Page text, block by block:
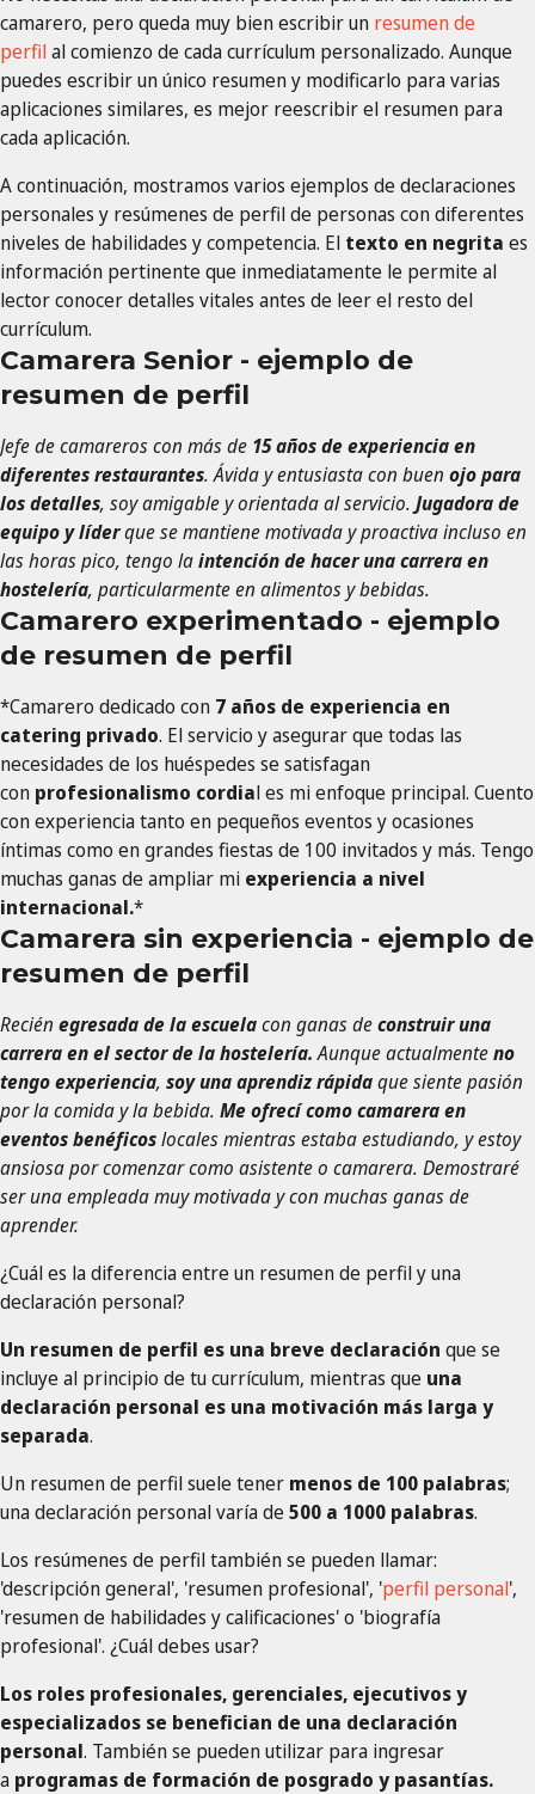
camarero, pero queda muy bien escribir un resumen de
perfilal comienzo de cada currículum personalizado. Aunque
puedes escribir un único resumen y modificarlo para varias
aplicaciones similares, es mejor reescribir el resumen para
cada aplicación.
A continuación, mostramos varios ejemplos de declaraciones
personales y resúmenes de perfil de personas con diferentes
niveles de habilidades y competencia. El texto en negrita es
información pertinente que inmediatamente le permite al
lector conocer detalles vitales antes de leer el resto del
currículum.
Camarera Senior - ejemplo de
resumen de perfil
Jefe de camareros con más de 15 años de experiencia en
diferentes restaurantes. Ávida y entusiasta con buen ojo para
los detalles, soy amigable y orientada al servicio. Jugadora de
equipo y líderque se mantiene motivada y proactiva incluso en
las horas pico, tengo laintención de hacer una carrera en
hostelería, particularmente en alimentos y bebidas.
Camarero experimentado - ejemplo
de resumen de perfil
*Camarero dedicado con 7 años de experiencia en
catering privado. El servicio y asegurar que todas las
necesidades de los huéspedes se satisfagan
con profesionalismo cordial es mi enfoque principal. Cuento
con experiencia tanto en pequeños eventos y ocasiones
íntimas como en grandes fiestas de 100 invitados y más. Tengo
muchas ganas de ampliar mi experiencia a nivel
internacional.*
Camarera sin experiencia - ejemplo de
resumen de perfil
Recién egresada de la escuelacon ganas deconstruir una
carrera en el sector de la hostelería.Aunque actualmenteno
tengo experiencia, soy una aprendiz rápidaque siente pasión
por la comida y la bebida. Me ofrecí como camarera en
eventos benéficoslocales mientras estaba estudiando, y estoy
ansiosa por comenzar como asistente o camarera. Demostraré
ser una empleada muy motivada y con muchas ganas de
aprender.
¿Cuál es la diferencia entre un resumen de perfil y una
declaración personal?
Un resumen de perfil es una breve declaración que se
incluye al principio de tu currículum, mientras que una
declaración personal es una motivación más larga y
separada.
Un resumen de perfil suele tener menos de 100 palabras;
una declaración personal varía de500 a 1000 palabras.
Los resúmenes de perfil también se pueden llamar:
'descripción general', 'resumen profesional', 'perfil personal',
'resumen de habilidades y calificaciones' o 'biografía
profesional'. ¿Cuál debes usar?
Los roles profesionales, gerenciales, ejecutivos y
especializados se benefician de una declaración
personal. También se pueden utilizar para ingresar
a programas de formación de posgrado y pasantías.